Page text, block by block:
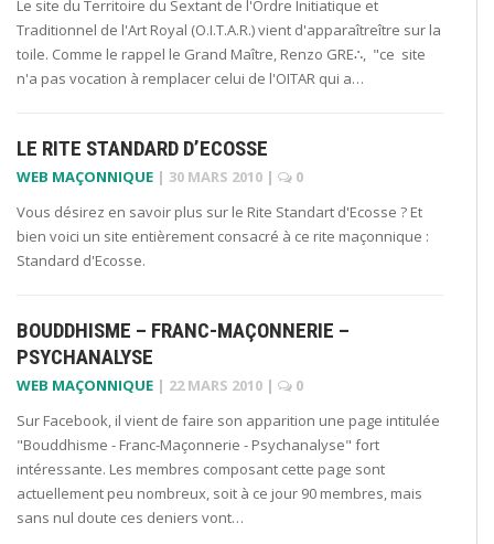
Le site du Territoire du Sextant de l'Ordre Initiatique et
Traditionnel de l'Art Royal (O.I.T.A.R.) vient d'apparaîtreître sur la
toile. Comme le rappel le Grand Maître, Renzo GRE∴, "ce site
n'a pas vocation à remplacer celui de l'OITAR qui a…
LE RITE STANDARD D’ECOSSE
WEB MAÇONNIQUE | 30 MARS 2010 |
0
Vous désirez en savoir plus sur le Rite Standart d'Ecosse ? Et
bien voici un site entièrement consacré à ce rite maçonnique :
Standard d'Ecosse.
BOUDDHISME – FRANC-MAÇONNERIE –
PSYCHANALYSE
WEB MAÇONNIQUE | 22 MARS 2010 |
0
Sur Facebook, il vient de faire son apparition une page intitulée
"Bouddhisme - Franc-Maçonnerie - Psychanalyse" fort
intéressante. Les membres composant cette page sont
actuellement peu nombreux, soit à ce jour 90 membres, mais
sans nul doute ces deniers vont…